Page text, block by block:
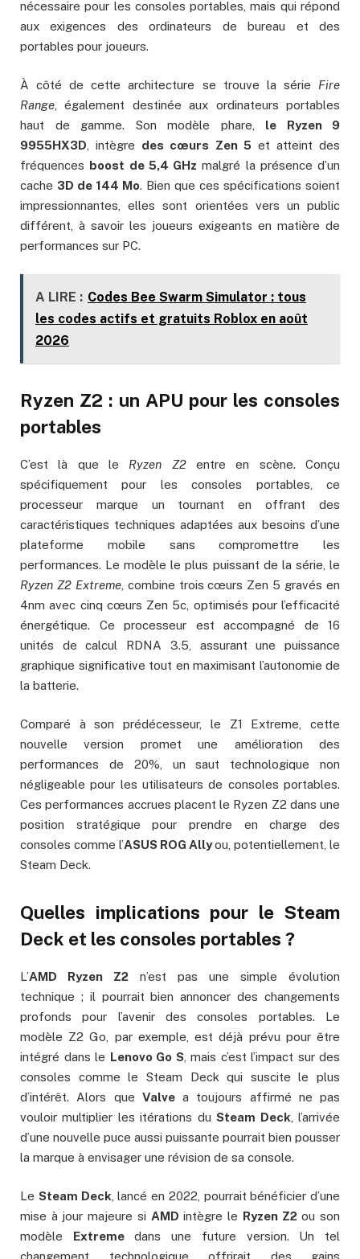
nécessaire pour les consoles portables, mais qui répond
aux exigences des ordinateurs de bureau et des
portables pour joueurs.
À côté de cette architecture se trouve la série Fire
Range , également destinée aux ordinateurs portables
haut de gamme. Son modèle phare, le Ryzen 9
9955HX3D , intègre des cœurs Zen 5 et atteint des
fréquences boost de 5,4 GHz malgré la présence d’un
cache 3D de 144 Mo. Bien que ces spécifications soient
impressionnantes, elles sont orientées vers un public
différent, à savoir les joueurs exigeants en matière de
performances sur PC.
A LIRE : Codes Bee Swarm Simulator : tous
les codes actifs et gratuits Roblox en août
2026
Ryzen Z2 : un APU pour les consoles
portables
C’est là que le Ryzen Z2entre en scène. Conçu
spécifiquement pour les consoles portables, ce
processeur marque un tournant en offrant des
caractéristiques techniques adaptées aux besoins d’une
plateforme mobile sans compromettre les
performances. Le modèle le plus puissant de la série, le
Ryzen Z2 Extreme, combine trois cœurs Zen 5 gravés en
4nm avec cinq cœurs Zen 5c, optimisés pour l’efficacité
énergétique. Ce processeur est accompagné de 16
unités de calcul RDNA 3.5, assurant une puissance
graphique significative tout en maximisant l’autonomie de
la batterie.
Comparé à son prédécesseur, le Z1 Extreme, cette
nouvelle version promet une amélioration des
performances de 20%, un saut technologique non
négligeable pour les utilisateurs de consoles portables.
Ces performances accrues placent le Ryzen Z2 dans une
position stratégique pour prendre en charge des
consoles comme l’ASUS ROG Allyou, potentiellement, le
Steam Deck.
Quelles implications pour le Steam
Deck et les consoles portables ?
L’AMD Ryzen Z2 n’est pas une simple évolution
technique ; il pourrait bien annoncer des changements
profonds pour l’avenir des consoles portables. Le
modèle Z2 Go, par exemple, est déjà prévu pour être
intégré dans le Lenovo Go S , mais c’est l’impact sur des
consoles comme le Steam Deck qui suscite le plus
d’intérêt. Alors que Valvea toujours affirmé ne pas
vouloir multiplier les itérations duSteam Deck , l’arrivée
d’une nouvelle puce aussi puissante pourrait bien pousser
la marque à envisager une révision de sa console.
Le Steam Deck , lancé en 2022, pourrait bénéficier d’une
mise à jour majeure si AMD intègre le Ryzen Z2ou son
modèle Extremedans une future version. Un tel
changement technologique offrirait des gains